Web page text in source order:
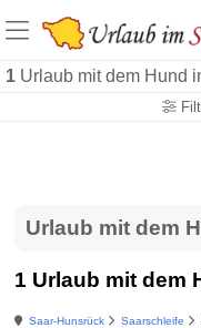
1 Urlaub mit dem Hund
Urlaub mit dem
1 Urlaub mit dem
Saar-Hunsrück Saarschleife